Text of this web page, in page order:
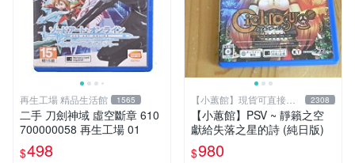
再生工場 精品生活館 1565
二手 刀劍神域 虛空斷章 610
700000058 再生工場 01
$498
【小蕙館】現貨可直接下
標
2308
【小蕙館】PSV ~ 靜籟之空
獻給失落之星的詩 (純日版)
$980